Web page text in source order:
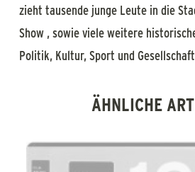
zieht tausende junge Leute in die
Show , sowie viele weitere
Politik, Kultur, Sport und
ÄHNLICHE